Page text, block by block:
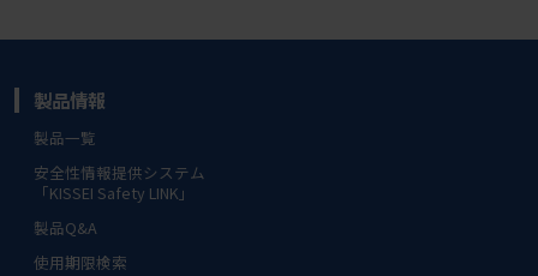
製品情報
製品一覧
安全性情報提供システム
「KISSEI Safety LINK」
製品Q&A
使用期限検索